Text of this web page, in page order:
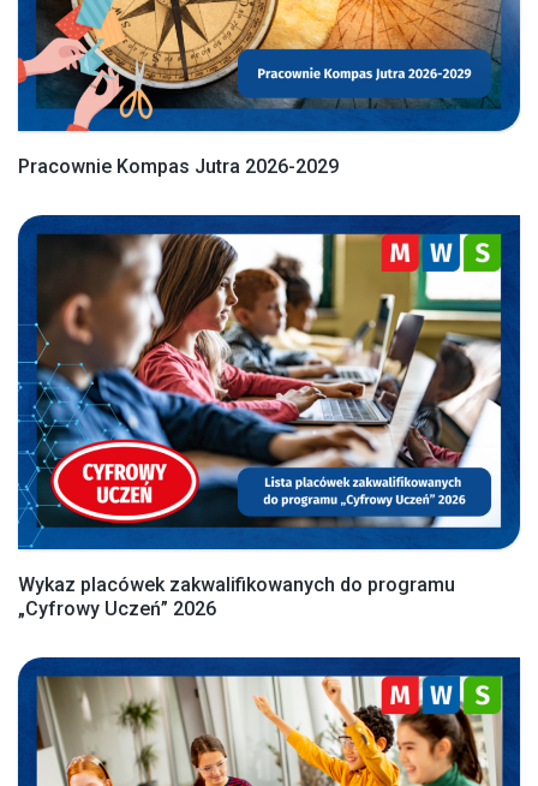
Pracownie Kompas Jutra 2026-2029
Wykaz placówek zakwalifikowanych do programu
„Cyfrowy Uczeń” 2026